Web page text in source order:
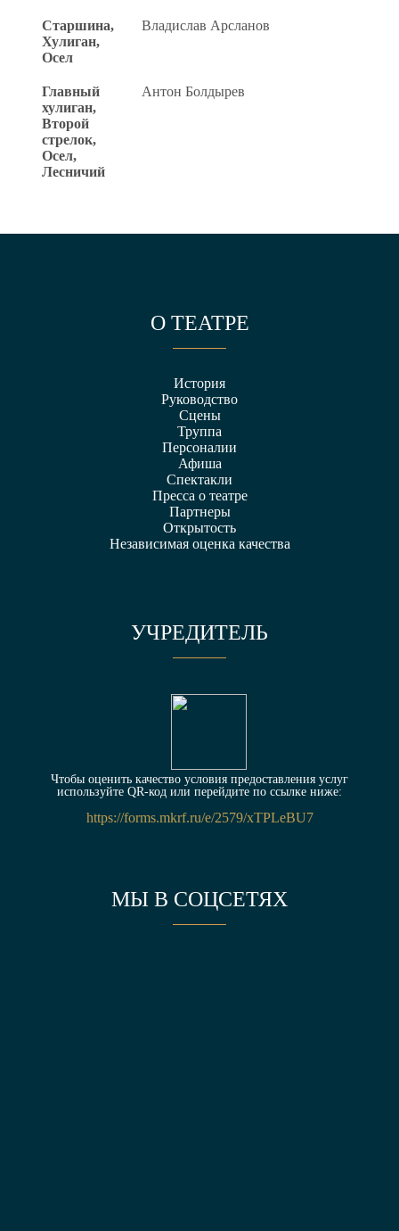
Старшина,
Хулиган,
Осел
Владислав Арсланов
Главный
хулиган,
Второй
стрелок,
Осел,
Лесничий
Антон Болдырев
О ТЕАТРЕ
История
Руководство
Сцены
Труппа
Персоналии
Афиша
Спектакли
Пресса о театре
Партнеры
Открытость
Независимая оценка качества
УЧРЕДИТЕЛЬ
Чтобы оценить качество условия предоставления услуг
используйте QR-код или перейдите по ссылке ниже:
https://forms.mkrf.ru/e/2579/xTPLeBU7
МЫ В СОЦСЕТЯХ